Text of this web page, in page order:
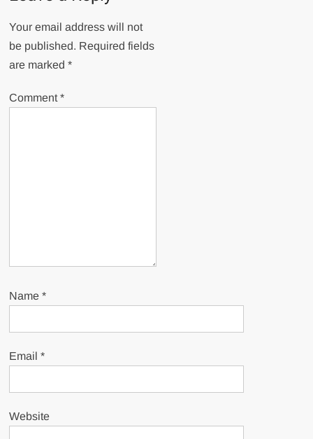
Your email address will not
be published. Required fields
are marked*
Comment*
Name*
Email*
Website